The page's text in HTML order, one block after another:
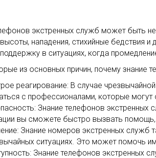
экстренных служб может быть
нападения, стихийные бедствия
в ситуациях, когда
из основных причин, почему знание
реагирование: В случае
с профессионалами, которые
Знание телефонов экстренных
вы сможете быстро вызвать
Знание номеров экстренных служб
ситуациях. Это может помочь
Знание телефонов экстренных